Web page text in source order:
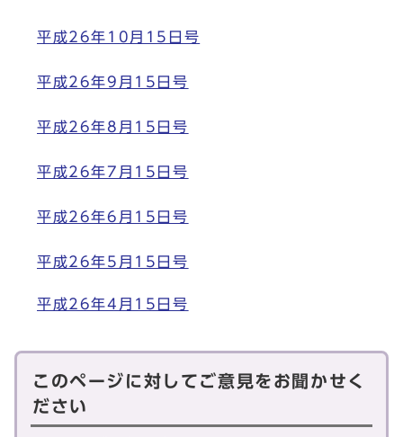
平成26年10月15日号
平成26年9月15日号
平成26年8月15日号
平成26年7月15日号
平成26年6月15日号
平成26年5月15日号
平成26年4月15日号
このページに対してご意見をお聞かせく
ださい